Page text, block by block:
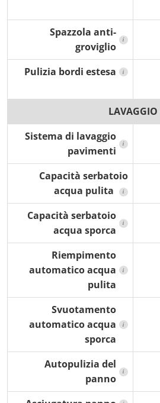
Spazzola anti-
groviglio
i
Pulizia bordi estesa i
LAVAGGIO
Sistema di lavaggio
pavimenti
i
Capacità serbatoio
acqua pulita
i
Capacità serbatoio
acqua sporca
i
Riempimento
automatico acqua
pulita
i
Svuotamento
automatico acqua
sporca
i
Autopulizia del
panno
i